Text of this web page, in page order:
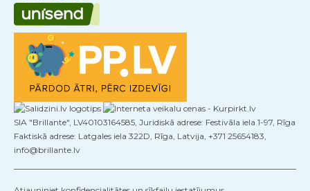
SIA "Brillante", LV40103164585, Juridiskā adrese: Festivāla iela 1-97, Rīga
Faktiskā adrese: Latgales iela 322D, Rīga, Latvija, +371 25654183,
info@brillante.lv